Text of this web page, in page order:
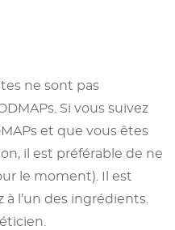
ne sont pas
Si vous suivez
et que vous êtes
il est préférable de ne
le moment). Il est
à l’un des ingrédients.